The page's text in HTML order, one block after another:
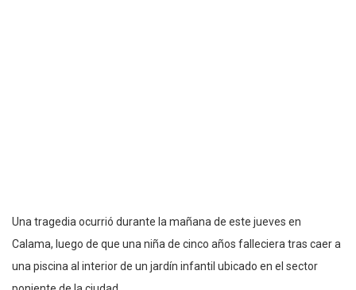
Una tragedia ocurrió durante la mañana de este jueves en
Calama, luego de que una niña de cinco años falleciera tras caer a
una piscina al interior de un jardín infantil ubicado en el sector